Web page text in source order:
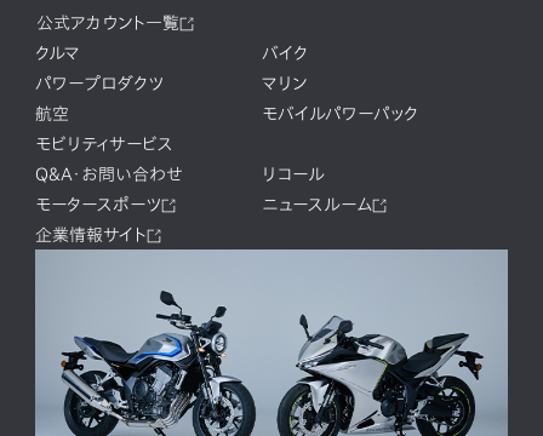
公式アカウント一覧
クルマ
バイク
パワープロダクツ
マリン
航空
モバイルパワーパック
モビリティサービス
Q&A・お問い合わせ
リコール
モータースポーツ
ニュースルーム
企業情報サイト